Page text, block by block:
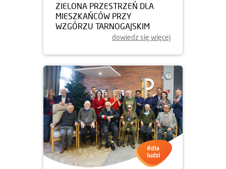
ZIELONA PRZESTRZEŃ DLA
MIESZKAŃCÓW PRZY
WZGÓRZU TARNOGAJSKIM
dowiedz się więcej